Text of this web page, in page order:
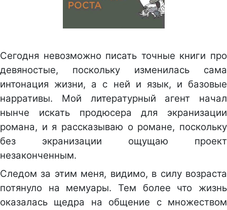
Сегодня невозможно писать точные книги про
девяностые, поскольку изменилась сама
интонация жизни, а с ней и язык, и базовые
нарративы. Мой литературный агент начал
нынче искать продюсера для экранизации
романа, и я рассказываю о романе, поскольку
без экранизации ощущаю проект
незаконченным.
Следом за этим меня, видимо, в силу возраста
потянуло на мемуары. Тем более что жизнь
оказалась щедра на общение с множеством